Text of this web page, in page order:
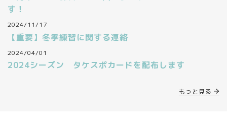
す！
2024/11/17
【重要】冬季練習に関する連絡
2024/04/01
2024シーズン タケスポカードを配布します
もっと見る